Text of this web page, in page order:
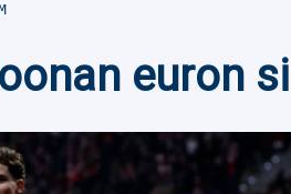
euron